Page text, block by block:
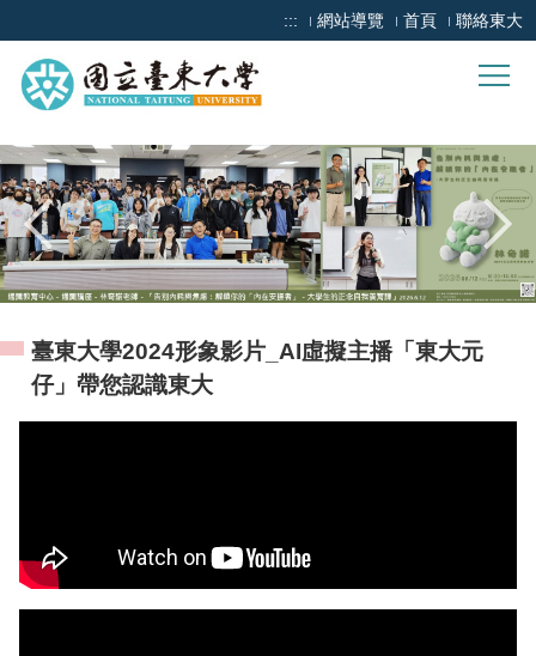
到
主
要
容
區
::: 網站導覽 首頁 聯絡東大
臺東大學2024形象影片_AI虛擬主播「東大元
仔」帶您認識東大